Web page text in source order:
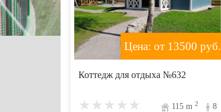
Цена: от 13500 руб.
Коттедж для отдыха №632
115m 2 8